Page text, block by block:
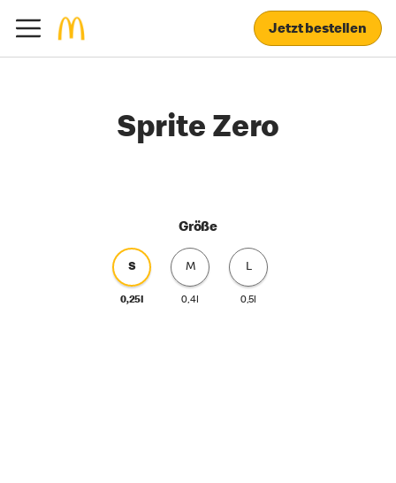
Jetzt bestellen
Sprite Zero
Größe
S
0,25l
M
0,4l
L
0,5l